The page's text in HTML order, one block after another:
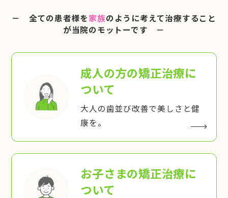
－ 全ての患者様を家族のように考えて治療すること
が当院のモットーです －
成人の方の矯正治療に
ついて
大人の歯並び改善で美しさと健
康を。
お子さまの矯正治療に
ついて